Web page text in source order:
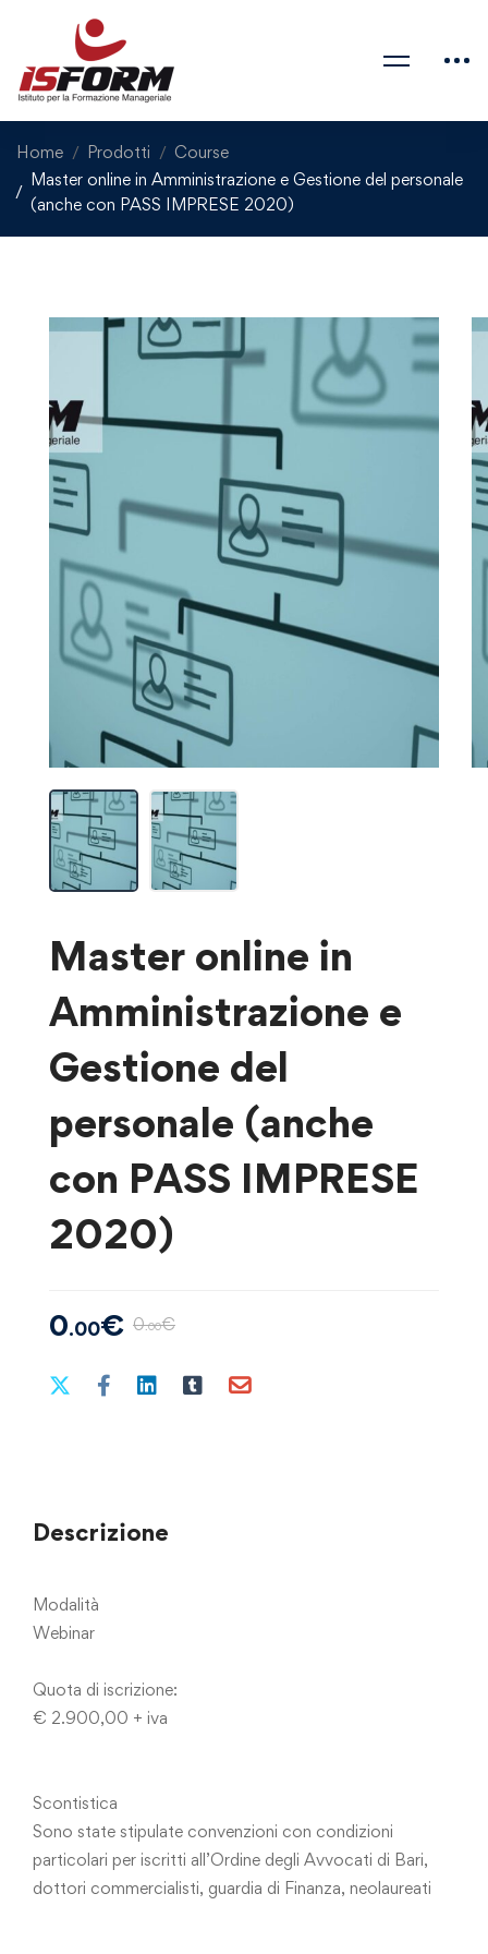
Home Prodotti
Course
Master online in Amministrazione e Gestione del personale
(anche con PASS IMPRESE 2020)
Master online in
Amministrazione e
Gestione del
personale (anche
con PASS IMPRESE
2020)
0.00€ 0.00€
Descrizione
Modalità
Webinar
Quota di iscrizione:
€ 2.900,00 + iva
Scontistica
Sono state stipulate convenzioni con condizioni
particolari per iscritti all’Ordine degli Avvocati di Bari,
dottori commercialisti, guardia di Finanza, neolaureati